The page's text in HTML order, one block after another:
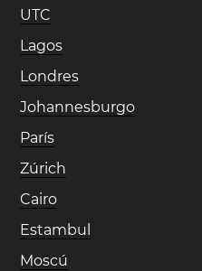
UTC
Lagos
Londres
Johannesburgo
París
Zúrich
Cairo
Estambul
Moscú